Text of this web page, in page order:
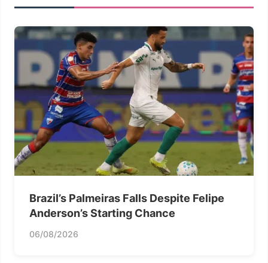
Brazil’s Palmeiras Falls Despite Felipe
Anderson’s Starting Chance
06/08/2026